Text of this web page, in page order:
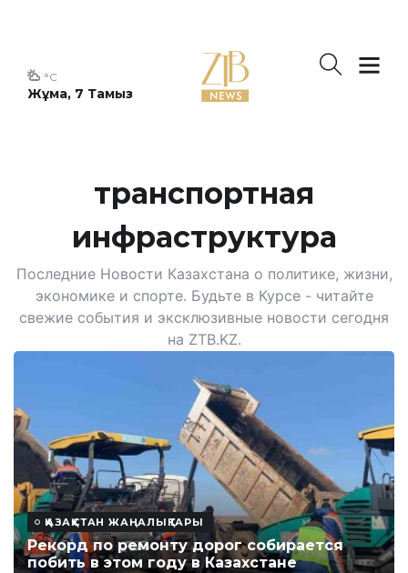
Жұма, 7 Тамыз
°C
транспортная
инфраструктура
Последние Новости Казахстана о политике, жизни,
экономике и спорте. Будьте в Курсе - читайте
свежие события и эксклюзивные новости сегодня
на ZTB.KZ.
ҚАЗАҚСТАН ЖАҢАЛЫҚТАРЫ
Рекорд по ремонту дорог собирается
побить в этом году в Казахстане